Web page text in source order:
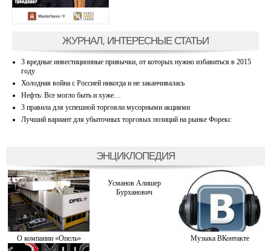
ЖУРНАЛ, ИНТЕРЕСНЫЕ СТАТЬИ
3 вредные инвестиционные привычки, от которых нужно избавиться в 2015
году
Холодная война с Россией никогда и не заканчивалась
Нефть: Все могло быть и хуже…
3 правила для успешной торговли мусорными акциями
Лучший вариант для убыточных торговых позиций на рынке Форекс
ЭНЦИКЛОПЕДИЯ
О компании «Опель»
Усманов Алишер
Бурханович
Музыка ВКонтакте